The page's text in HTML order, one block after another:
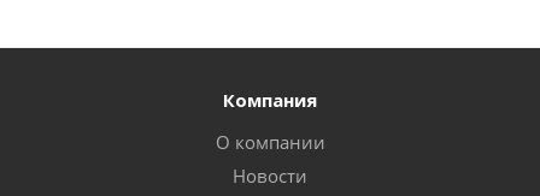
Компания
О компании
Новости